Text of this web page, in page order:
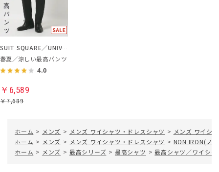
SUIT SQUARE／UNIVERSAL LANGUAGE
春夏／涼しい最高パンツ
4.0
￥6,589
￥7,689
ホーム > メンズ > メンズ ワイシャツ・ドレスシャツ > メンズ ワイシ
ホーム > メンズ > メンズ ワイシャツ・ドレスシャツ > NON IRON(ノ
ホーム > メンズ > 最高シリーズ > 最高シャツ > 最高シャツ／ワイシ